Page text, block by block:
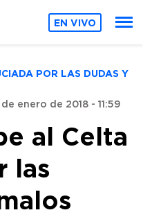
EN VIVO
POR LAS DUDAS Y
enero de 2018 - 11:59
al Celta
las